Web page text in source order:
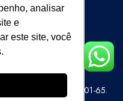
analisar
e
este site, você
Seguro
– CNPJ 07.686.414/0001-65.